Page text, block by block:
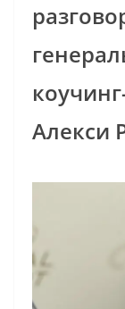
Алекси